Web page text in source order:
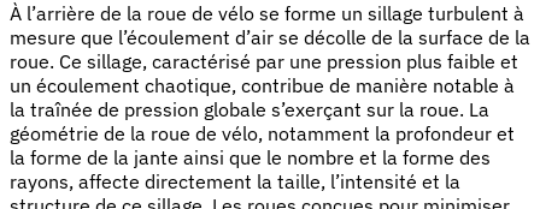
À l’arrière de la roue de vélo se forme un sillage turbulent à
mesure que l’écoulement d’air se décolle de la surface de la
roue. Ce sillage, caractérisé par une pression plus faible et
un écoulement chaotique, contribue de manière notable à
la traînée de pression globale s’exerçant sur la roue. La
géométrie de la roue de vélo, notamment la profondeur et
la forme de la jante ainsi que le nombre et la forme des
rayons, affecte directement la taille, l’intensité et la